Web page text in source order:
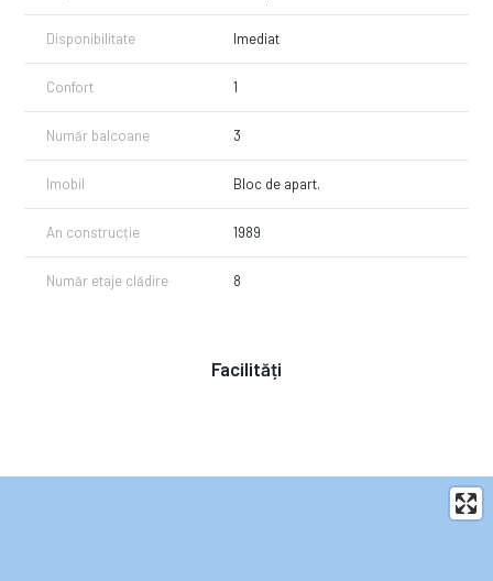
Disponibilitate Imediat
Confort 1
Număr balcoane 3
Imobil Bloc de apart.
An construcție 1989
Număr etaje clădire 8
Facilități